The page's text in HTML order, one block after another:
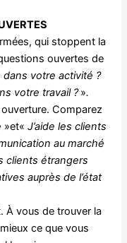
qui stoppent la
ouvertes de
dans votre activité ?
votre travail ?».
Comparez
»et«J’aide les clients
au marché
clients étrangers
auprès de l’état
À vous de trouver la
ce que vous